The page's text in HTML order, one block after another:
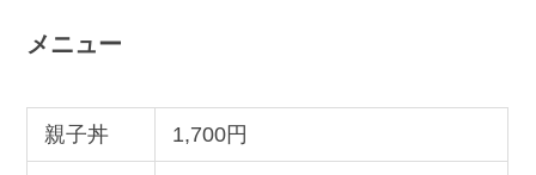
メニュー
親子丼 1,700円